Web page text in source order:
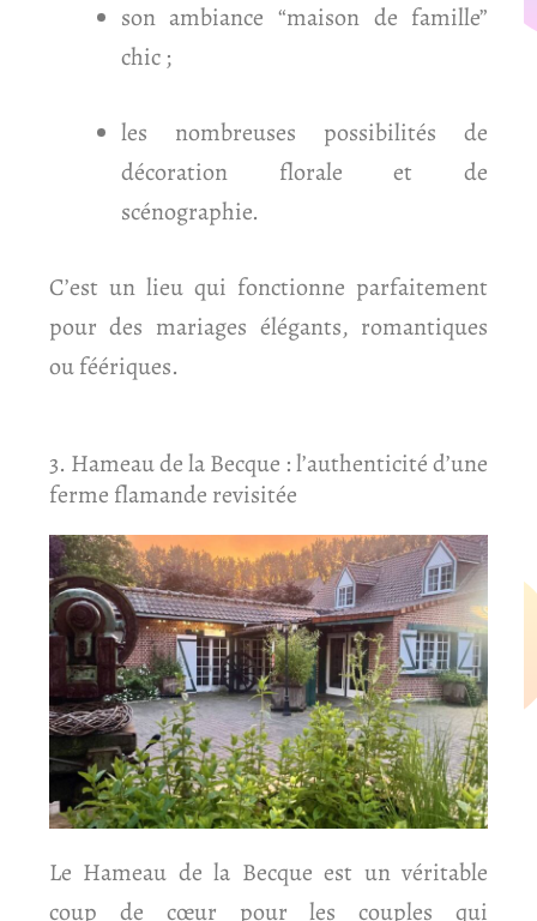
son ambiance “maison de famille”
chic ;
les nombreuses possibilités de
décoration florale et de
scénographie.
C’est un lieu qui fonctionne parfaitement
pour des mariages élégants, romantiques
ou féériques.
3. Hameau de la Becque : l’authenticité d’une
ferme flamande revisitée
Le Hameau de la Becque est un véritable
coup de cœur pour les couples qui